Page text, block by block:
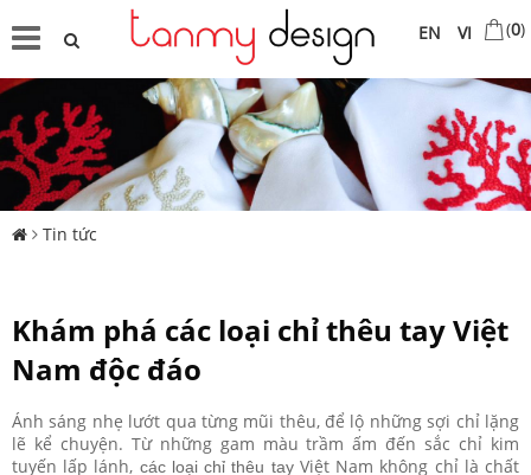
VI
EN (0)
Tin tức
Khám phá các loại chỉ thêu tay Việt
Nam độc đáo
Ánh sáng nhẹ lướt qua từng mũi thêu, để lộ những sợi chỉ lặng
lẽ kể chuyện. Từ những gam màu trầm ấm đến sắc chỉ kim
tuyến lấp lánh, các loại chỉ thêu tayViệt Nam không chỉ là chất